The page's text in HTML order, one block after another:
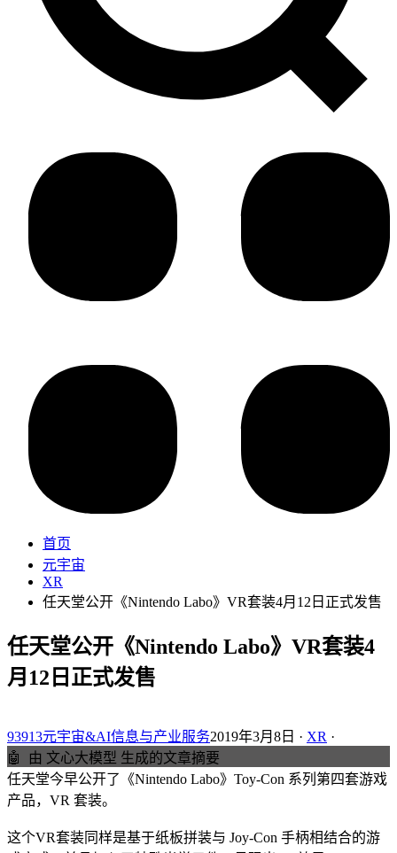
首页
元宇宙
XR
任天堂公开《Nintendo Labo》VR套装4月12日正式发售
任天堂公开《Nintendo Labo》VR套装4
月12日正式发售
93913元宇宙&AI信息与产业服务2019年3月8日 · XR ·
🤖
由 文心大模型 生成的文章摘要
任天堂今早公开了《Nintendo Labo》Toy-Con 系列第四套游戏
产品，VR 套装。
这个VR套装同样是基于纸板拼装与 Joy-Con 手柄相结合的游